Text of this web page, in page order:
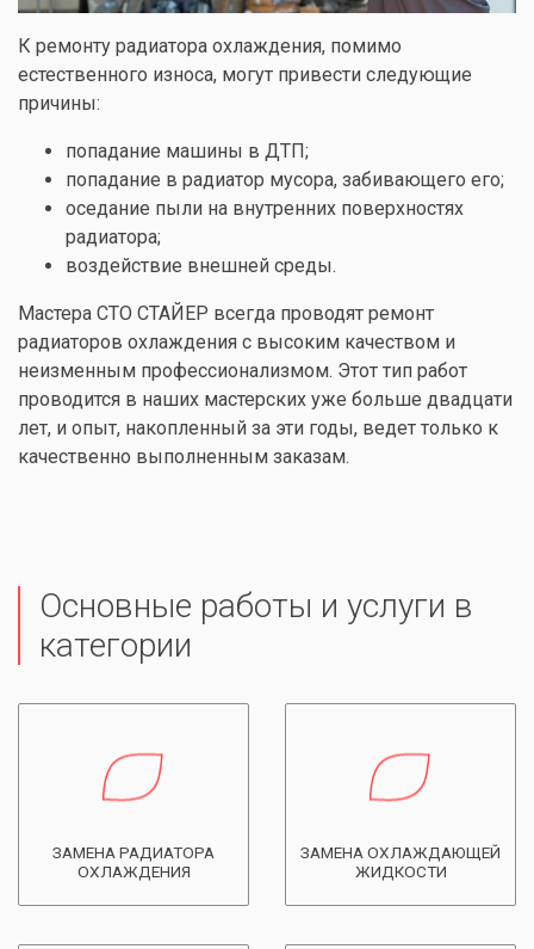
К ремонту радиатора охлаждения, помимо
естественного износа, могут привести следующие
причины:
попадание машины в ДТП;
попадание в радиатор мусора, забивающего его;
оседание пыли на внутренних поверхностях
радиатора;
воздействие внешней среды.
Мастера СТО СТАЙЕР всегда проводят ремонт
радиаторов охлаждения с высоким качеством и
неизменным профессионализмом. Этот тип работ
проводится в наших мастерских уже больше двадцати
лет, и опыт, накопленный за эти годы, ведет только к
качественно выполненным заказам.
Основные работы и услуги в
категории
ЗАМЕНА РАДИАТОРА
ОХЛАЖДЕНИЯ
ЗАМЕНА ОХЛАЖДАЮЩЕЙ
ЖИДКОСТИ